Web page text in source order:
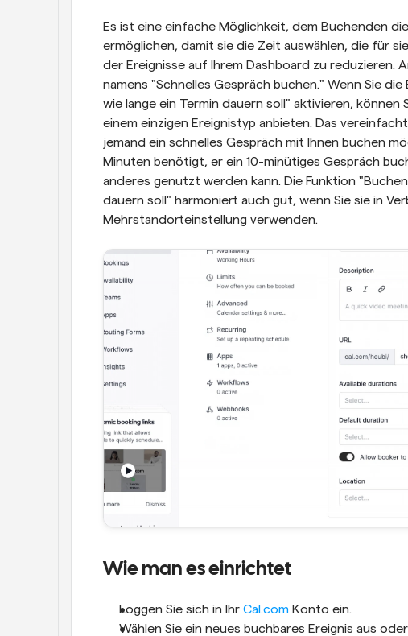
Es ist eine einfache Möglichkeit, dem Buchenden
ermöglichen, damit sie die Zeit auswählen, die für
der Ereignisse auf Ihrem Dashboard zu reduzieren.
namens "Schnelles Gespräch buchen." Wenn Sie
wie lange ein Termin dauern soll" aktivieren, können
einem einzigen Ereignistyp anbieten. Das
jemand ein schnelles Gespräch mit Ihnen buchen
Minuten benötigt, er ein 10-minütiges Gespräch
anderes genutzt werden kann. Die Funktion
dauern soll" harmoniert auch gut, wenn Sie sie in
Mehrstandorteinstellung verwenden.
Wie man es einrichtet
Loggen Sie sich in Ihr Cal.com Konto ein.
Wählen Sie ein neues buchbares Ereignis aus